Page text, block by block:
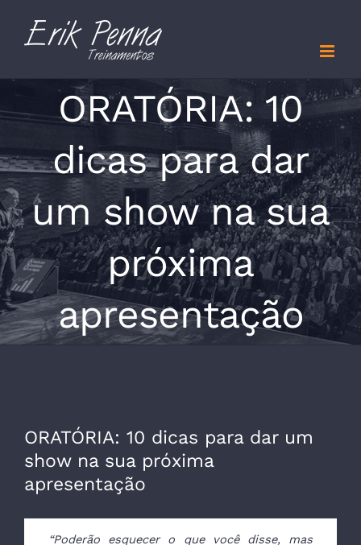
ORATÓRIA: 10
dicas para dar
um show na sua
próxima
apresentação
ORATÓRIA: 10 dicas para dar um
show na sua próxima
apresentação
“Poderão esquecer o que você disse, mas